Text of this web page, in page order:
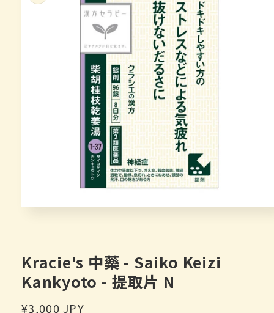
窗
中
開
多
Kracie's 中藥 - Saiko Keizi
Kankyoto - 提取片 N
定
¥3,000 JPY